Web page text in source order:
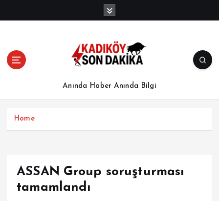
Anında Haber Anında Bilgi
Home
ASSAN Group soruşturması
tamamlandı